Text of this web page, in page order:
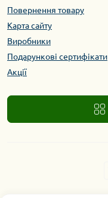
Повернення товару
Карта сайту
Виробники
Подарункові сертифікати
Акції